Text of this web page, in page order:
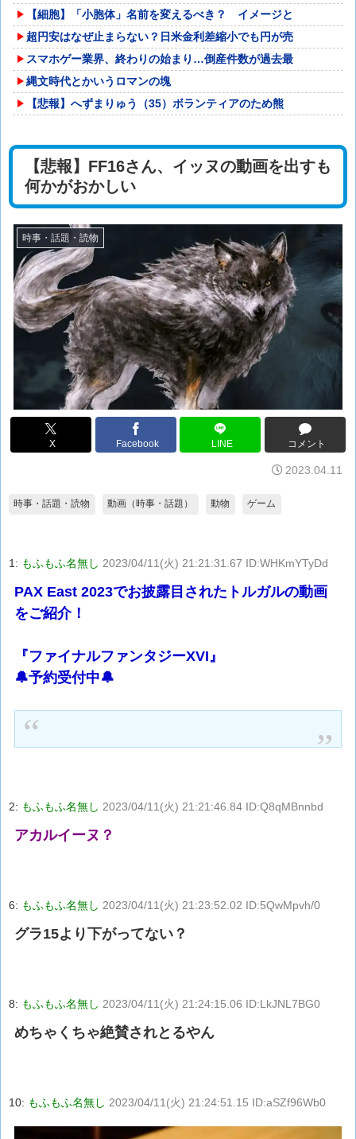
【細胞】「小胞体」名前を変えるべき？ イメージと
超円安はなぜ止まらない？日米金利差縮小でも円が売
スマホゲー業界、終わりの始まり…倒産件数が過去最
縄文時代とかいうロマンの塊
【悲報】へずまりゅう（35）ボランティアのため熊
【悲報】FF16さん、イッヌの動画を出すも
何かがおかしい
時事・話題・読物
X Facebook LINE コメント
2023.04.11
時事・話題・読物 動画（時事・話題） 動物 ゲーム
1: もふもふ名無し 2023/04/11(火) 21:21:31.67 ID:WHKmYTyDd
PAX East 2023でお披露目されたトルガルの動画
をご紹介！
『ファイナルファンタジーXVI』
🔔予約受付中🔔
2: もふもふ名無し 2023/04/11(火) 21:21:46.84 ID:Q8qMBnnbd
アカルイーヌ？
6: もふもふ名無し 2023/04/11(火) 21:23:52.02 ID:5QwMpvh/0
グラ15より下がってない？
8: もふもふ名無し 2023/04/11(火) 21:24:15.06 ID:LkJNL7BG0
めちゃくちゃ絶賛されとるやん
10: もふもふ名無し 2023/04/11(火) 21:24:51.15 ID:aSZf96Wb0